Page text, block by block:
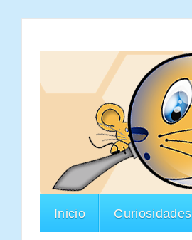
Inicio Curiosidades